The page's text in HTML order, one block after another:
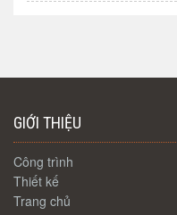
GIỚI THIỆU
Công trình
Thiết kế
Trang chủ